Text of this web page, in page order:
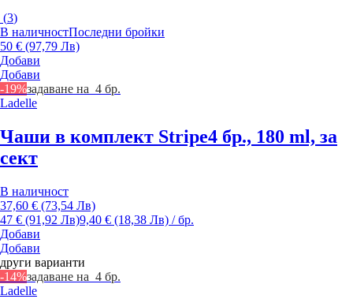
(3)
В наличностПоследни бройки
50 € (97,79 Лв)
Добави
Добави
-19%задаване на 4 бр.
Ladelle
Чаши в комплект Stripe4 бр., 180 ml, за
сект
В наличност
37,60 € (73,54 Лв)
47 € (91,92 Лв)9,40 € (18,38 Лв) / бр.
Добави
Добави
други варианти
-14%задаване на 4 бр.
Ladelle